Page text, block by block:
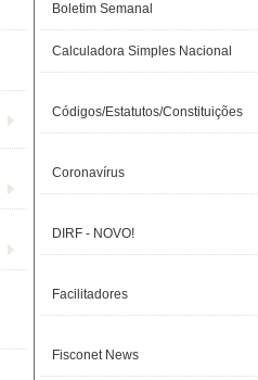
Boletim Semanal
Calculadora Simples Nacional
Códigos/Estatutos/Constituições
Coronavírus
DIRF - NOVO!
Facilitadores
Fisconet News